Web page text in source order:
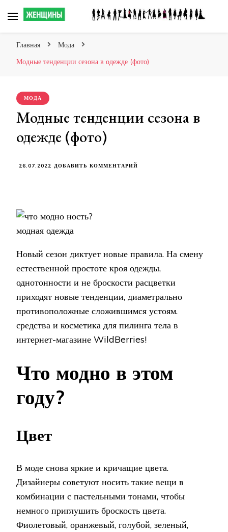
Главная
Мода
Модные тенденции сезона в одежде (фото)
МОДА
Модные тенденции сезона в
одежде (фото)
26.07.2022 ДОБАВИТЬ КОММЕНТАРИЙ
модная одежда
Новый сезон диктует новые правила. На смену
естественной простоте кроя одежды,
однотонности и не броскости расцветки
приходят новые тенденции, диаметрально
противоположные сложившимся устоям.
средства и косметика для пилинга тела в
интернет-магазине WildBerries!
Что модно в этом
году?
Цвет
В моде снова яркие и кричащие цвета.
Дизайнеры советуют носить такие вещи в
комбинации с пастельными тонами, чтобы
немного приглушить броскость цвета.
Фиолетовый, оранжевый, голубой, зеленый,